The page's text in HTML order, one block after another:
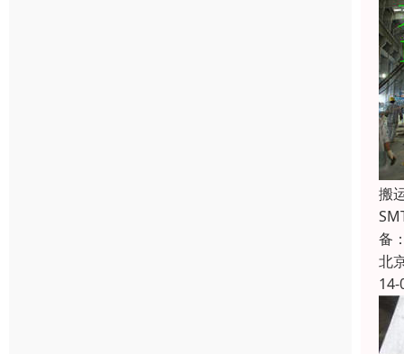
搬
备
北
14-